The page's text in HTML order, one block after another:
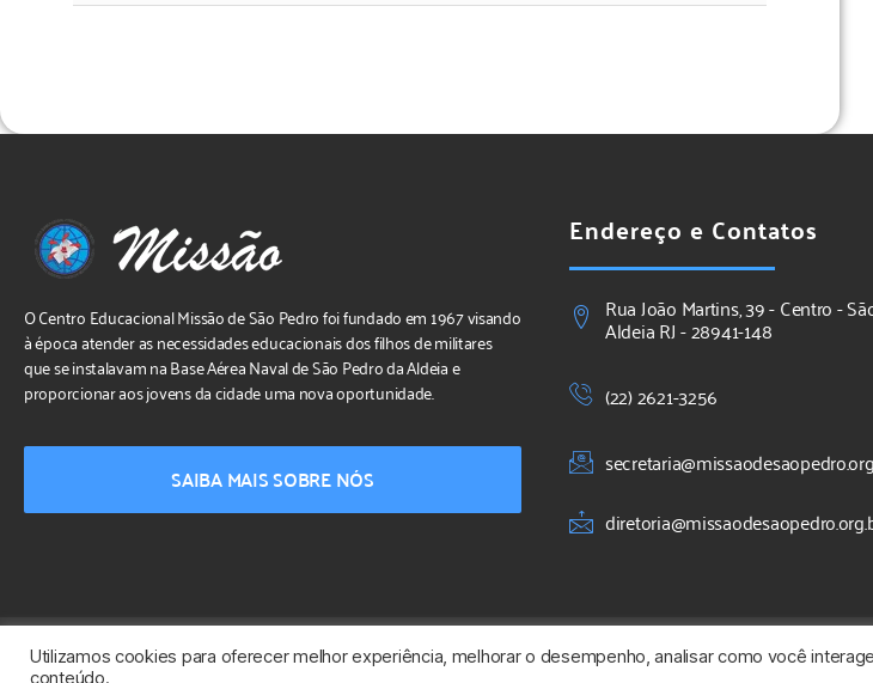
O Centro Educacional Missão de São Pedro foi fundado em 1967 visando
à época atender as necessidades educacionais dos filhos de militares
que se instalavam na Base Aérea Naval de São Pedro da Aldeia e
proporcionar aos jovens da cidade uma nova oportunidade.
SAIBA MAIS SOBRE NÓS
Endereço e Contatos
Rua João Martins, 39 - Centro -
Aldeia RJ - 28941-148
(22) 2621-3256
Desenvolvido porNPI Brasil
Utilizamos cookies para oferecer melhor experiência, melhorar o desempenho, analisar como você
conteúdo.